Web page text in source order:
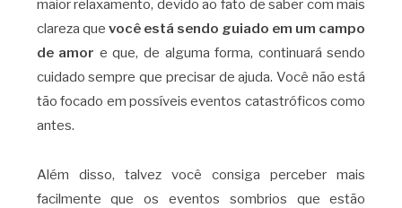
maior relaxamento, devido ao fato de saber com mais
clareza que você está sendo guiado em um campo
de amor e que, de alguma forma, continuará sendo
cuidado sempre que precisar de ajuda. Você não está
tão focado em possíveis eventos catastróficos como
antes.
Além disso, talvez você consiga perceber mais
facilmente que os eventos sombrios que estão